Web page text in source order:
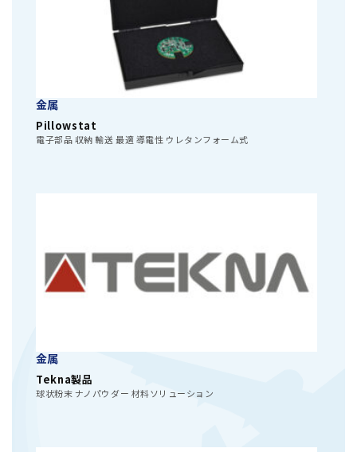
金属
Pillowstat
電子部品 収納 輸送 最適 導電性 ウレタンフォーム式
金属
Tekna製品
球状粉末 ナノパウダー 材料ソリューション